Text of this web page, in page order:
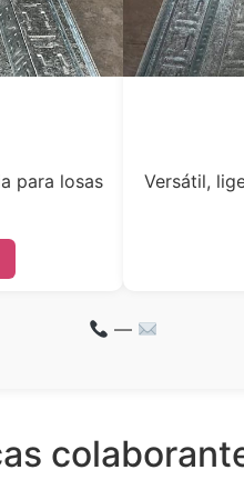
para losas
Versátil,
—